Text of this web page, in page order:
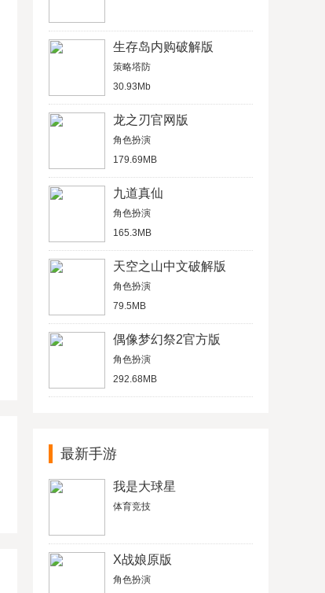
生存岛内购破解版
策略塔防
30.93Mb
龙之刃官网版
角色扮演
179.69MB
九道真仙
角色扮演
165.3MB
天空之山中文破解版
角色扮演
79.5MB
偶像梦幻祭2官方版
角色扮演
292.68MB
最新手游
我是大球星
体育竞技
X战娘原版
角色扮演